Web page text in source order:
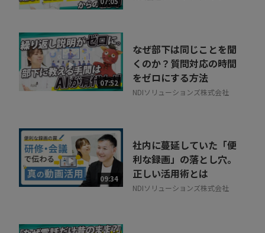
07:52
なぜ部下は同じことを聞
くのか？質問対応の時間
をゼロにする方法
NDIソリューションズ株式会社
09:34
社内に蔓延していた「便
利な録画」の落とし穴。
正しい活用術とは
NDIソリューションズ株式会社